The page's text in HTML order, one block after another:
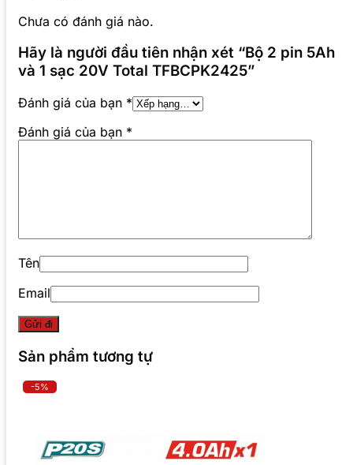
Chưa có đánh giá nào.
Hãy là người đầu tiên nhận xét “Bộ 2 pin 5Ah
và 1 sạc 20V Total TFBCPK2425”
Đánh giá của bạn *
Đánh giá của bạn *
Tên
Email
Sản phẩm tương tự
-5%